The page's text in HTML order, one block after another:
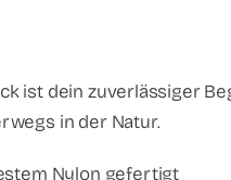
ist dein zuverlässiger
in der Natur.
Nylon gefertigt